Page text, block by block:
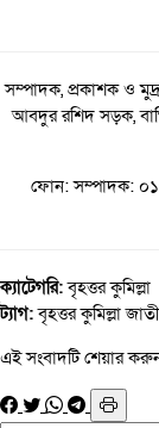
সম্পাদক, প্রকাশক ও
আবদুর রশিদ সড়ক,
ফোন: সম্পাদক:
ক্যাটেগরি: বৃহত্তর কুমিল্লা
ট্যাগ: বৃহত্তর কুমিল্লা
এই সংবাদটি শেয়ার